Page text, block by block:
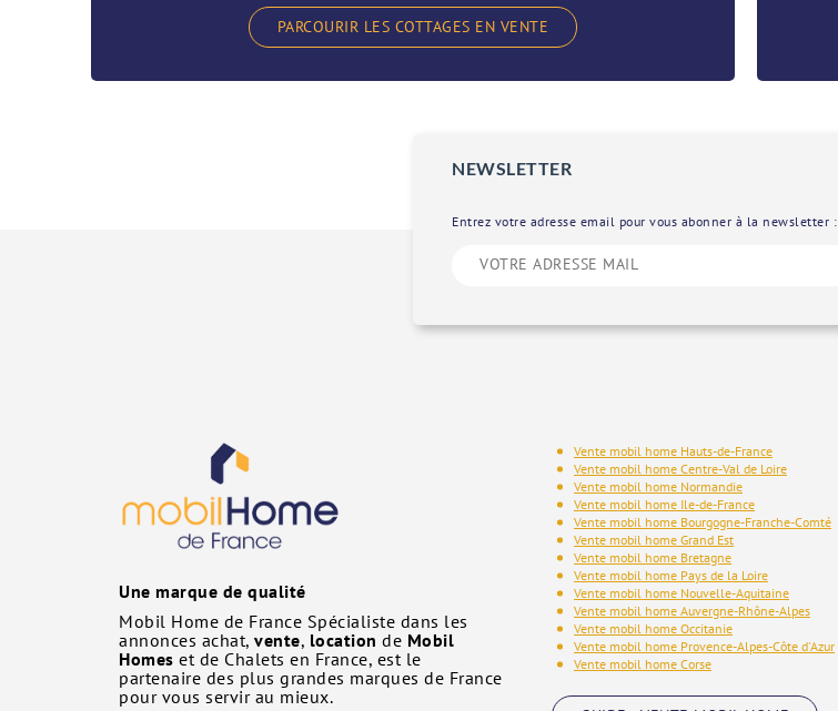
PARCOURIR LES COTTAGES EN VENTE
NEWSLETTER
Entrez votre adresse email pour vous abonner à la newsletter :
Une marque de qualité
Mobil Home de France Spécialiste dans les
annonces achat, vente, location de Mobil
Homes et de Chalets en France, est le
partenaire des plus grandes marques de France
pour vous servir au mieux.
Vente mobil home Hauts-de-France
Vente mobil home Centre-Val de Loire
Vente mobil home Normandie
Vente mobil home Ile-de-France
Vente mobil home Bourgogne-Franche-Comté
Vente mobil home Grand Est
Vente mobil home Bretagne
Vente mobil home Pays de la Loire
Vente mobil home Nouvelle-Aquitaine
Vente mobil home Auvergne-Rhône-Alpes
Vente mobil home Occitanie
Vente mobil home Provence-Alpes-Côte d'Azur
Vente mobil home Corse